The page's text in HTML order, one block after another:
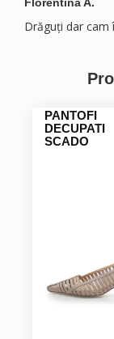
Drăguți dar cam
Daniels D.
Foarte
mărime!!! Abia
PANTOFI
DECUPATI
SCADO